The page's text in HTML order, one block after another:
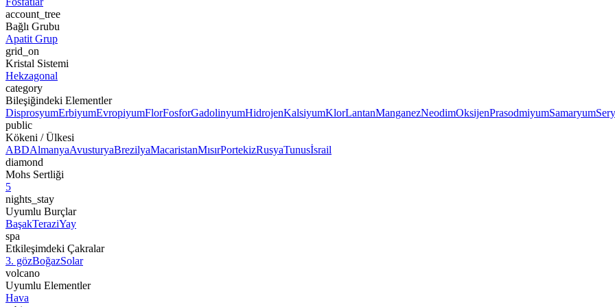
account_tree
Bağlı Grubu
Apatit Grup
grid_on
Kristal Sistemi
Hekzagonal
category
Bileşiğindeki Elementler
DisprosyumErbiyumEvropiyumFlorFosforGadolinyumHidrojenKalsiyumKlorLantanManganezNeodimOksijenPrasodmiyumSamaryum
public
Kökeni / Ülkesi
ABDAlmanyaAvusturyaBrezilyaMacaristanMısırPortekizRusyaTunusİsrail
diamond
Mohs Sertliği
5
nights_stay
Uyumlu Burçlar
BaşakTeraziYay
spa
Etkileşimdeki Çakralar
3. gözBoğazSolar
volcano
Uyumlu Elementler
Hava